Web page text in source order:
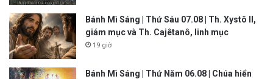
Bánh Mì Sáng | Thứ Sáu 07.08 | Th. Xystô II,
giám mục và Th. Cajêtanô, linh mục
19 giờ
Bánh Mì Sáng | Thứ Năm 06.08 | Chúa hiển